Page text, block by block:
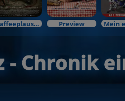
Kaffeeplausch & Kinozauber Preview
- Chronik